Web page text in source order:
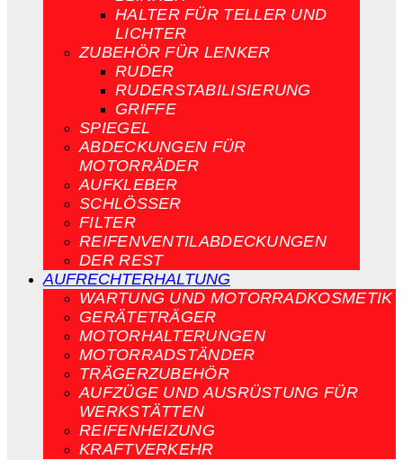
HALTER FÜR TELLER UND
LICHTER
ZUBEHÖR FÜR LENKER
RUDER
RUDERSTABILISIERUNG
GRIFFE
SPIEGEL
ABDECKUNGEN FÜR
MOTORRÄDER
AUFKLEBER
SCHLÖSSER
FILTER
REIFENVENTILABDECKUNGEN
DER REST
AUFRECHTERHALTUNG
WARTUNG UND MOTORRADKOSMETIK
GERÄTETRÄGER
MOTORHALTERUNGEN
MOTORRADSTÄNDER
TRÄGERZUBEHÖR
AUFZÜGE UND AUSRÜSTUNG FÜR
WERKSTÄTTEN
REIFENHEIZUNG
KRAFTVERKEHR